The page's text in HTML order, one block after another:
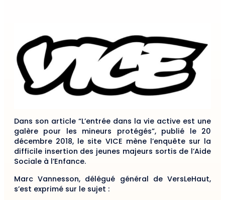
Dans son article “L’entrée dans la vie active est une
galère pour les mineurs protégés”, publié le 20
décembre 2018, le site VICE mène l’enquête sur la
difficile insertion des jeunes majeurs sortis de l’Aide
Sociale à l’Enfance.
Marc Vannesson, délégué général de VersLeHaut,
s’est exprimé sur le sujet :